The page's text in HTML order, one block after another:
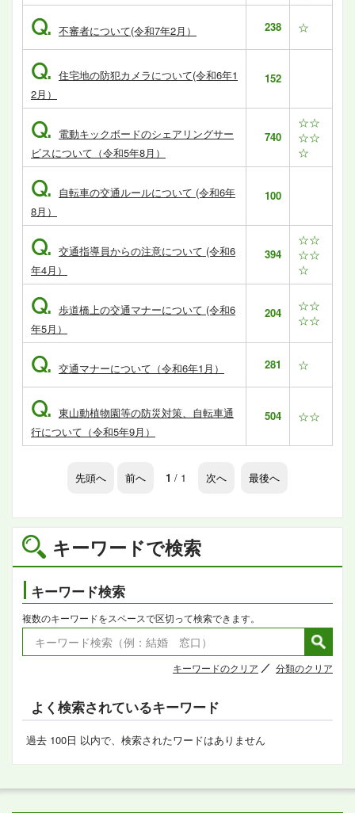
キーワードで検索
キーワード検索
複数のキーワードをスペースで区切って検索できます。
キーワードのクリア 分類のクリア
よく検索されているキーワード
過去 100日 以内で、検索されたワードはありません
Q. 不審者について(令和7年2月） 238 ☆
Q. 住宅地の防犯カメラについて(令和6年1
2月）
152
Q. 電動キックボードのシェアリングサー
ビスについて（令和5年8月）
740
☆☆
☆☆
☆
Q. 自転車の交通ルールについて (令和6年
8月）
100
Q. 交通指導員からの注意について (令和6
年4月）
394
☆☆
☆☆
☆
Q. 歩道橋上の交通マナーについて (令和6
年5月）
204
☆☆
☆☆
Q. 交通マナーについて（令和6年1月） 281 ☆
Q. 東山動植物園等の防災対策、自転車通
行について（令和5年9月）
504 ☆☆
先頭へ 前へ 1 / 1 次へ 最後へ